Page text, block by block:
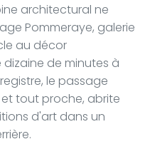
architectural ne
Pommeraye, galerie
au décor
de minutes à
le passage
tout proche, abrite
d'art dans un